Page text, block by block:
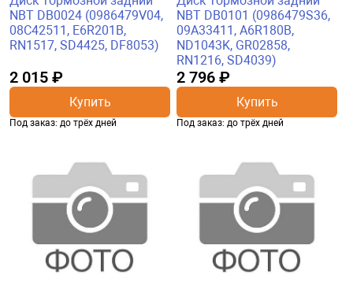
NBT DB0024 (0986479V04,
08C42511, E6R201B,
RN1517, SD4425, DF8053)
2 015 ₽
Купить
Под заказ: до трёх дней
NBT DB0101 (0986479S36,
09A33411, A6R180B,
ND1043K, GR02858,
RN1216, SD4039)
2 796 ₽
Купить
Под заказ: до трёх дней